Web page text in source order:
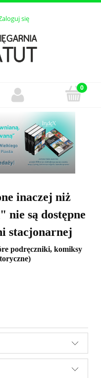
się
inaczej niż
nie są dostępne
stacjonarnej
podręczniki, komiksy